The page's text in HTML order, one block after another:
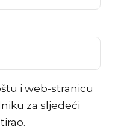
i web-stranicu
za sljedeći